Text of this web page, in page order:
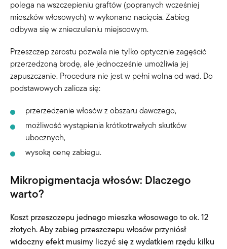
polega na wszczepieniu graftów (popranych wcześniej
mieszków włosowych) w wykonane nacięcia. Zabieg
odbywa się w znieczuleniu miejscowym.
Przeszczep zarostu pozwala nie tylko optycznie zagęścić
przerzedzoną brodę, ale jednocześnie umożliwia jej
zapuszczanie. Procedura nie jest w pełni wolna od wad. Do
podstawowych zalicza się:
przerzedzenie włosów z obszaru dawczego,
możliwość wystąpienia krótkotrwałych skutków
ubocznych,
wysoką cenę zabiegu.
Mikropigmentacja włosów: Dlaczego
warto?
Koszt przeszczepu jednego mieszka włosowego to ok. 12
złotych. Aby zabieg przeszczepu włosów przyniósł
widoczny efekt musimy liczyć się z wydatkiem rzędu kilku